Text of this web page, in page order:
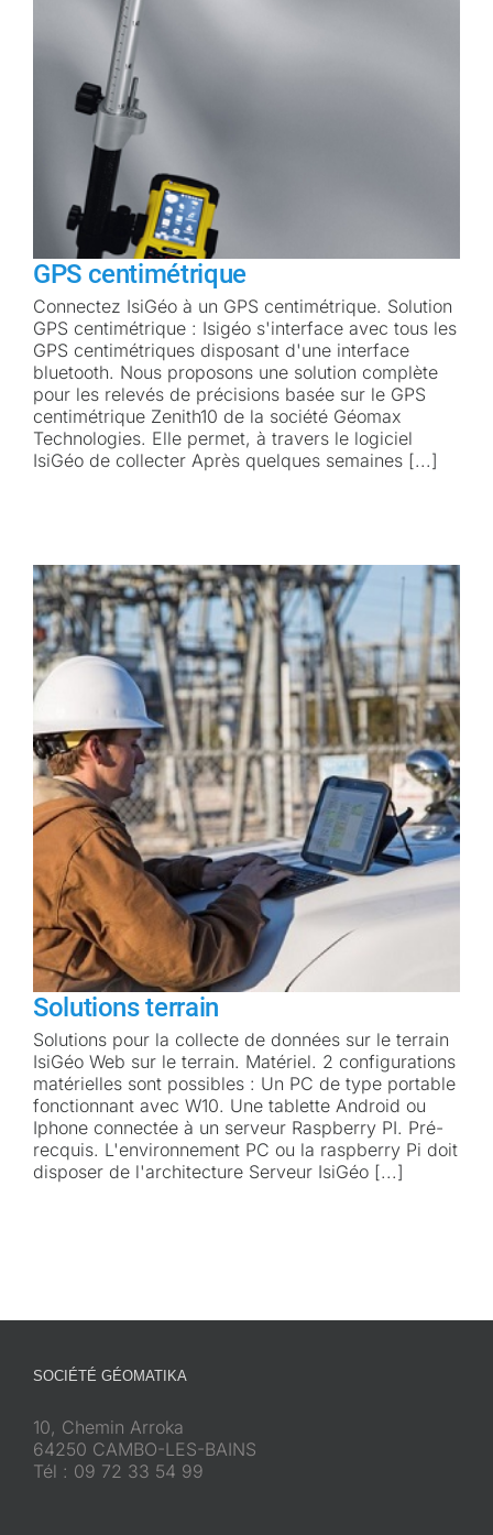
GPS centimétrique
Connectez IsiGéo à un GPS centimétrique. Solution
GPS centimétrique : Isigéo s'interface avec tous les
GPS centimétriques disposant d'une interface
bluetooth. Nous proposons une solution complète
pour les relevés de précisions basée sur le GPS
centimétrique Zenith10 de la société Géomax
Technologies. Elle permet, à travers le logiciel
IsiGéo de collecter Après quelques semaines [...]
Solutions terrain
Solutions pour la collecte de données sur le terrain
IsiGéo Web sur le terrain. Matériel. 2 configurations
matérielles sont possibles : Un PC de type portable
fonctionnant avec W10. Une tablette Android ou
Iphone connectée à un serveur Raspberry PI. Pré-
recquis. L'environnement PC ou la raspberry Pi doit
disposer de l'architecture Serveur IsiGéo [...]
SOCIÉTÉ GÉOMATIKA
10, Chemin Arroka
64250 CAMBO-LES-BAINS
Tél : 09 72 33 54 99